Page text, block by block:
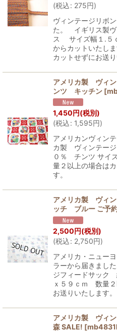
(税込: 275円)
ヴィンテージリボ
た。 イギリス製ヴ
ス サイズ幅１.５
からカットいたし
カットせずにお送
アメリカ製 ヴィ
ンツ キッチン [
1,450円(税別)
(税込: 1,595円)
アメリカンヴィン
カ製 ヴィンテー
０％ チンツ サイ
量２以上の場合は
す。
アメリカ製 ヴィ
ッチ ブルー ご予
2,500円(税別)
(税込: 2,750円)
アメリカ・ニュー
ラーから届きまし
ジフィードサック
ｘ５９ｃｍ 数量２
お送りいたします。
アメリカ製 ヴィ
森 SALE! [